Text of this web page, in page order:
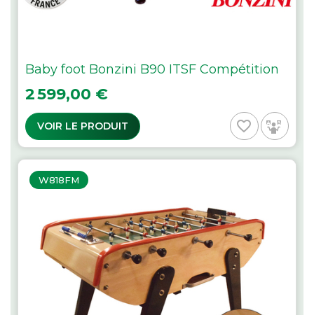
Baby foot Bonzini B90 ITSF Compétition
Prix
2 599,00 €
VOIR LE PRODUIT favorite_border
W818FM